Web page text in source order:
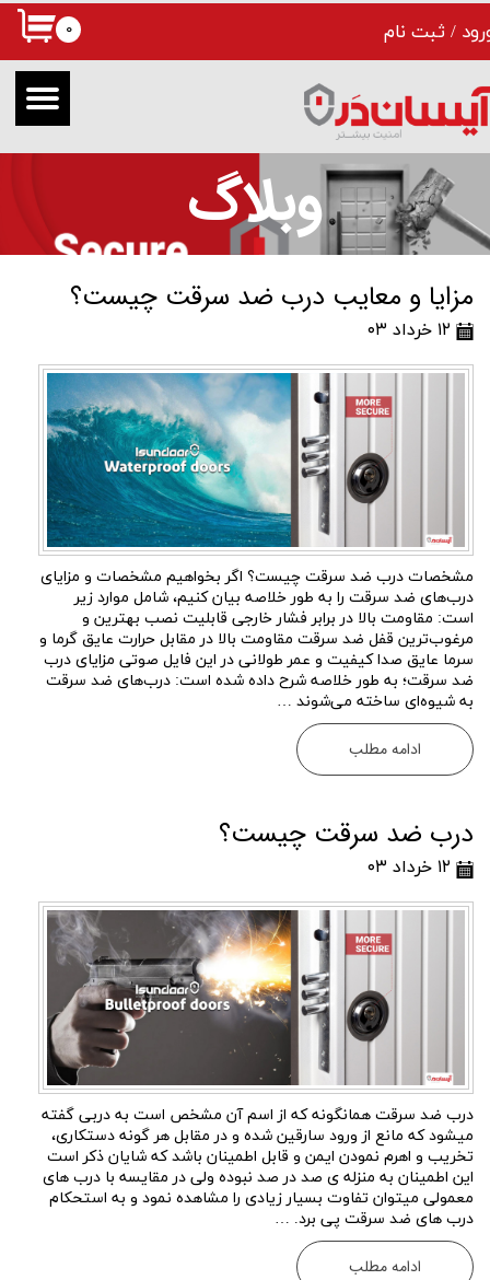
/ ثبت نام
حساب کاربری من
تغییر گذر واژه
سفارشات
خروج از حساب کاربری
۰
وبلاگ
مزایا و معایب درب ضد سرقت چیست؟
۱۲ خرداد ۰۳
مشخصات درب ضد سرقت چیست؟ اگر بخواهیم مشخصات و مزایای
درب‌های ضد سرقت را به طور خلاصه بیان کنیم، شامل موارد زیر
است: مقاومت بالا در برابر فشار خارجی قابلیت نصب بهترین و
مرغوب‌ترین قفل ضد سرقت مقاومت بالا در مقابل حرارت عایق‌ گرما و
سرما عایق صدا کیفیت و عمر طولانی در این فایل صوتی مزایای درب
ضد سرقت؛ به طور خلاصه شرح داده شده است: درب‌های ضد سرقت
به شیوه‌ای ساخته می‌شوند …
ادامه مطلب
درب ضد سرقت چیست؟
۱۲ خرداد ۰۳
درب ضد سرقت همانگونه که از اسم آن مشخص است به دربی گفته
میشود که مانع از ورود سارقین شده و در مقابل هر گونه دستکاری،
تخریب و اهرم نمودن ایمن و قابل اطمینان باشد که شایان ذکر است
این اطمینان به منزله ی صد در صد نبوده ولی در مقایسه با درب های
معمولی میتوان تفاوت بسیار زیادی را مشاهده نمود و به استحکام
درب های ضد سرقت پی برد. …
ادامه مطلب